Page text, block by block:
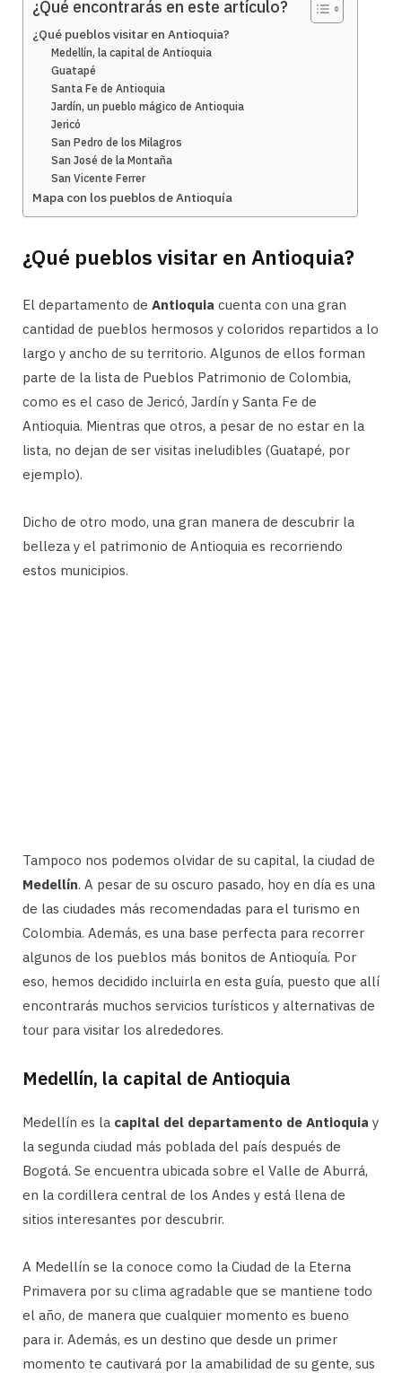
¿Qué encontrarás en este artículo?
¿Qué pueblos visitar en Antioquia?
Medellín, la capital de Antioquia
Guatapé
Santa Fe de Antioquia
Jardín, un pueblo mágico de Antioquia
Jericó
San Pedro de los Milagros
San José de la Montaña
San Vicente Ferrer
Mapa con los pueblos de Antioquía
¿Qué pueblos visitar en Antioquia?
El departamento de Antioquia cuenta con una gran
cantidad de pueblos hermosos y coloridos repartidos a lo
largo y ancho de su territorio. Algunos de ellos forman
parte de la lista de Pueblos Patrimonio de Colombia,
como es el caso de Jericó, Jardín y Santa Fe de
Antioquia. Mientras que otros, a pesar de no estar en la
lista, no dejan de ser visitas ineludibles (Guatapé, por
ejemplo).
Dicho de otro modo, una gran manera de descubrir la
belleza y el patrimonio de Antioquia es recorriendo
estos municipios.
Tampoco nos podemos olvidar de su capital, la ciudad de
Medellín. A pesar de su oscuro pasado, hoy en día es una
de las ciudades más recomendadas para el turismo en
Colombia. Además, es una base perfecta para recorrer
algunos de los pueblos más bonitos de Antioquía. Por
eso, hemos decidido incluirla en esta guía, puesto que allí
encontrarás muchos servicios turísticos y alternativas de
tour para visitar los alrededores.
Medellín, la capital de Antioquia
Medellín es la capital del departamento de Antioquia y
la segunda ciudad más poblada del país después de
Bogotá. Se encuentra ubicada sobre el Valle de Aburrá,
en la cordillera central de los Andes y está llena de
sitios interesantes por descubrir.
A Medellín se la conoce como la Ciudad de la Eterna
Primavera por su clima agradable que se mantiene todo
el año, de manera que cualquier momento es bueno
para ir. Además, es un destino que desde un primer
momento te cautivará por la amabilidad de su gente, sus